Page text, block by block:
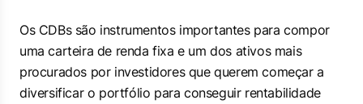
Os CDBs são instrumentos importantes para compor
uma carteira de renda fixa e um dos ativos mais
procurados por investidores que querem começar a
diversificar o portfólio para conseguir rentabilidade